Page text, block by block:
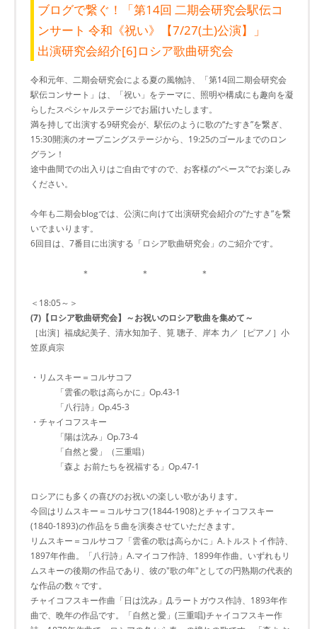
ブログで繋ぐ！「第14回 二期会研究会駅伝コ
ンサート 令和《祝い》【7/27(土)公演】」
出演研究会紹介[6]ロシア歌曲研究会
令和元年、二期会研究会による夏の風物詩、「第14回二期会研究会
駅伝コンサート」は、「祝い」をテーマに、照明や構成にも趣向を凝
らしたスペシャルステージでお届けいたします。
満を持して出演する9研究会が、駅伝のように歌の“たすき”を繋ぎ、
15:30開演のオープニングステージから、19:25のゴールまでのロン
グラン！
途中曲間での出入りはご自由ですので、お客様の“ペース”でお楽しみ
ください。
今年も二期会blogでは、公演に向けて出演研究会紹介の“たすき”を繋
いでまいります。
6回目は、7番目に出演する「ロシア歌曲研究会」のご紹介です。
＊ ＊ ＊
＜18:05～＞
(7)【ロシア歌曲研究会】～お祝いのロシア歌曲を集めて～
［出演］福成紀美子、清水知加子、筧 聰子、岸本 力／［ピアノ］小
笠原貞宗
・リムスキー＝コルサコフ
「雲雀の歌は高らかに」Op.43-1
「八行詩」Op.45-3
・チャイコフスキー
「陽は沈み」Op.73-4
「自然と愛」（三重唱）
「森よ お前たちを祝福する」Op.47-1
ロシアにも多くの喜びのお祝いの楽しい歌があります。
今回はリムスキー＝コルサコフ(1844-1908)とチャイコフスキー
(1840-1893)の作品を５曲を演奏させていただきます。
リムスキー＝コルサコフ「雲雀の歌は高らかに」A.トルストイ作詩、
1897年作曲。「八行詩」A.マイコフ作詩、1899年作曲。いずれもリ
ムスキーの後期の作品であり、彼の"歌の年"としての円熟期の代表的
な作品の数々です。
チャイコフスキー作曲「日は沈み」Д.ラートガウス作詩、1893年作
曲で、晩年の作品です。「自然と愛」(三重唱)チャイコフスキー作